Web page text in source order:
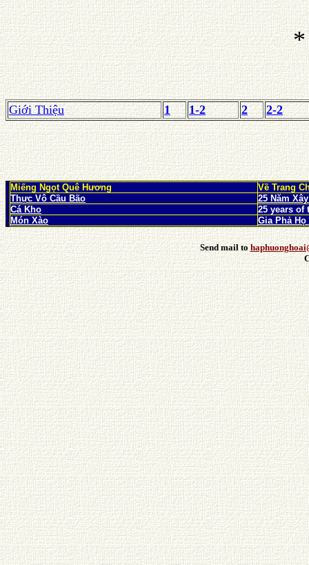
Giới Thiệu 1 1-2 2 2-2
Miếng Ngọt Quê Hương
Về Trang
Thực Vô Cầu Bão
25 Năm
Cá Kho
25 years of
Món Xào
Gia Phả
Send mail to